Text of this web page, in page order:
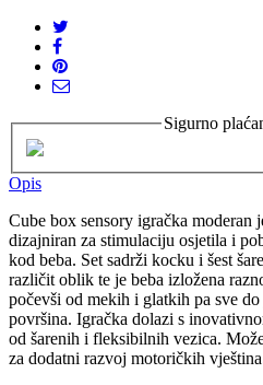
Sigurno
Opis
Cube box sensory igračka moderan
dizajniran za stimulaciju osjetila i
kod beba. Set sadrži kocku i šest
različit oblik te je beba izložena
počevši od mekih i glatkih pa sve
površina. Igračka dolazi s
od šarenih i fleksibilnih vezica.
za dodatni razvoj motoričkih